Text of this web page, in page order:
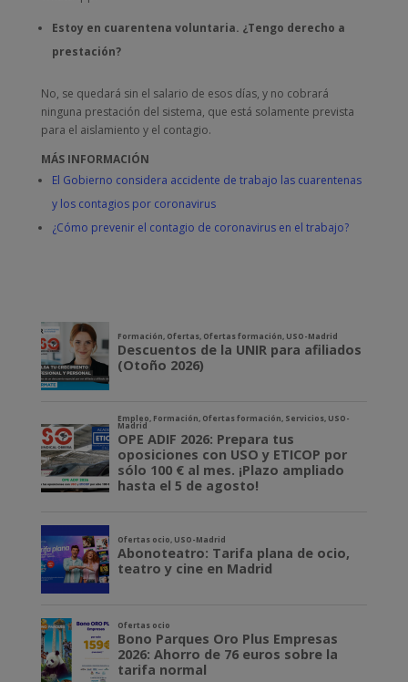
Estoy en cuarentena voluntaria. ¿Tengo derecho a
prestación?
No, se quedará sin el salario de esos días, y no cobrará
ninguna prestación del sistema, que está solamente prevista
para el aislamiento y el contagio.
MÁS INFORMACIÓN
El Gobierno considera accidente de trabajo las cuarentenas
y los contagios por coronavirus
¿Cómo prevenir el contagio de coronavirus en el trabajo?